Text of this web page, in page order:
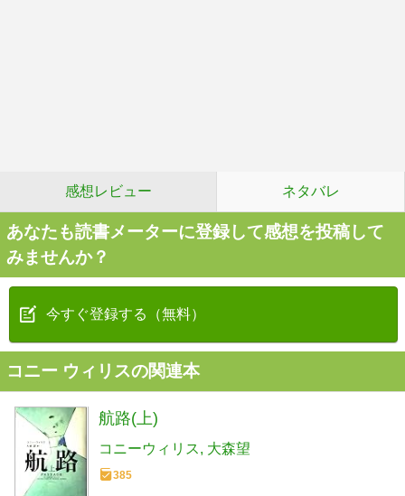
感想レビュー ネタバレ
あなたも読書メーターに登録して感想を投稿して
みませんか？
今すぐ登録する（無料）
コニー ウィリスの関連本
航路(上)
コニーウィリス 大森望
385